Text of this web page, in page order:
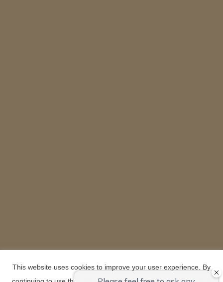
This website uses cookies to improve your user experience. By